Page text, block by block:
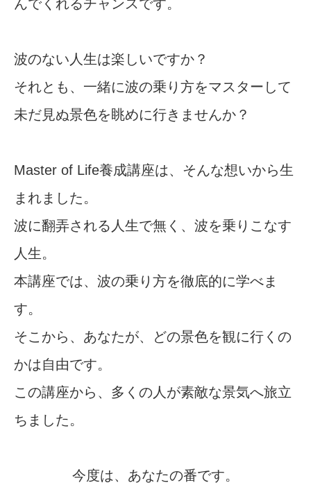
んでくれるチャンスです。
波のない人生は楽しいですか？
それとも、一緒に波の乗り方をマスターして
未だ見ぬ景色を眺めに行きませんか？
Master of Life養成講座は、そんな想いから生
まれました。
波に翻弄される人生で無く、波を乗りこなす
人生。
本講座では、波の乗り方を徹底的に学べま
す。
そこから、あなたが、どの景色を観に行くの
かは自由です。
この講座から、多くの人が素敵な景気へ旅立
ちました。
今度は、あなたの番です。